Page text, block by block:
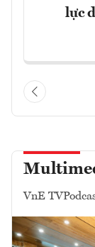
lực
VnE TV